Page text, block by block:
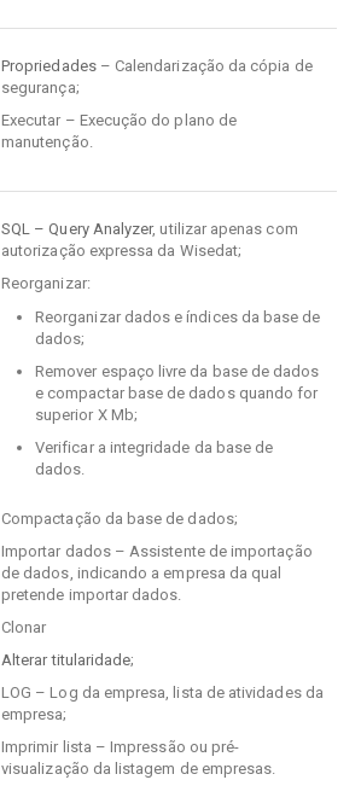
Propriedades– Calendarização da cópia de
segurança;
Executar – Execução do plano de
manutenção.
SQL – Query Analyzer, utilizar apenas com
autorização expressa da Wisedat;
Reorganizar:
Reorganizar dados e índices da base de
dados;
Remover espaço livre da base de dados
e compactar base de dados quando for
superior X Mb;
Verificar a integridade da base de
dados.
Compactação da base de dados;
Importar dados – Assistente de importação
de dados, indicando a empresa da qual
pretende importar dados.
Clonar
Alterar titularidade;
LOG – Log da empresa, lista de atividades da
empresa;
Imprimir lista – Impressão ou pré-
visualização da listagem de empresas.